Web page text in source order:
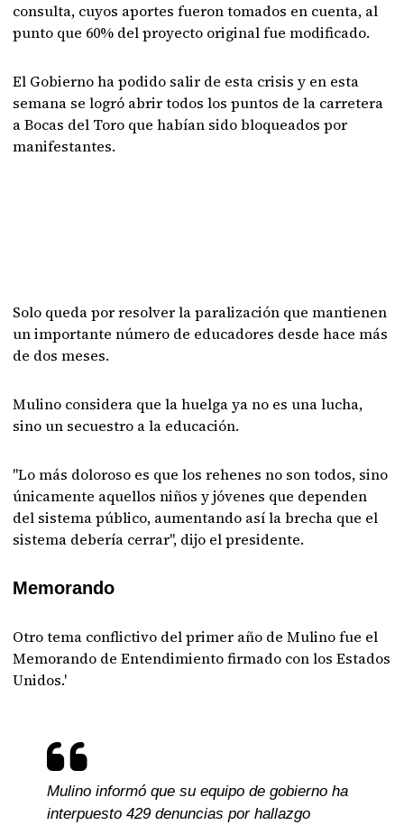
consulta, cuyos aportes fueron tomados en cuenta, al
punto que 60% del proyecto original fue modificado.
El Gobierno ha podido salir de esta crisis y en esta
semana se logró abrir todos los puntos de la carretera
a Bocas del Toro que habían sido bloqueados por
manifestantes.
Solo queda por resolver la paralización que mantienen
un importante número de educadores desde hace más
de dos meses.
Mulino considera que la huelga ya no es una lucha,
sino un secuestro a la educación.
"Lo más doloroso es que los rehenes no son todos, sino
únicamente aquellos niños y jóvenes que dependen
del sistema público, aumentando así la brecha que el
sistema debería cerrar", dijo el presidente.
Memorando
Otro tema conflictivo del primer año de Mulino fue el
Memorando de Entendimiento firmado con los Estados
Unidos.'
Mulino informó que su equipo de gobierno ha
interpuesto 429 denuncias por hallazgo